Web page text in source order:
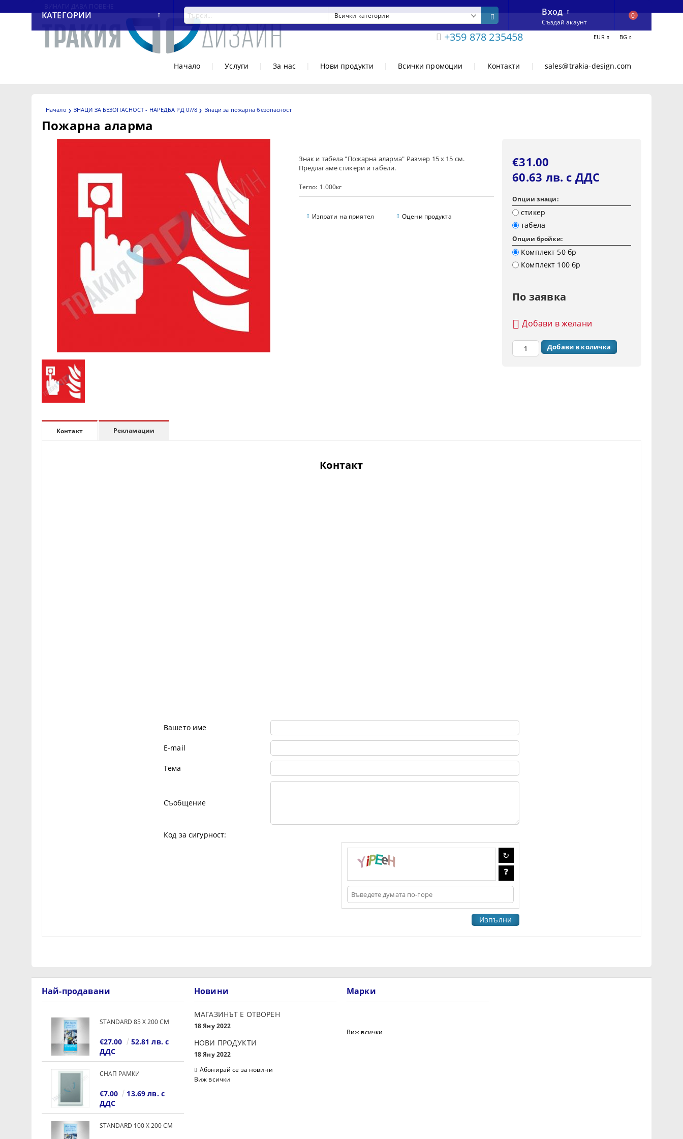
ВИНАГИ ДАВА ПОВЕЧЕ
+359 878 235458 EUR BG
Начало Услуги За нас Нови продукти Всички промоции Контакти sales@trakia-design.com
КАТЕГОРИИ Вход
Създай акаунт
0
Начало ЗНАЦИ ЗА БЕЗОПАСНОСТ - НАРЕДБА РД 07/8 Знаци за пожарна безопасност
Пожарна аларма
Знак и табела "Пожарна аларма" Размер 15 х 15 см.
Предлагаме стикери и табели.
Тегло: 1.000кг
Изпрати на приятел Оцени продукта
€31.00
60.63 лв. с ДДС
Опции знаци:
стикер
табела
Опции бройки:
Комплект 50 бр
Комплект 100 бр
По заявка
Добави в желани
Контакт Рекламации
Контакт
Вашето име
E-mail
Тема
Съобщение
Код за сигурност:
Най-продавани
STANDARD 85 Х 200 СМ
€27.00
52.81 лв. с
ДДС
СНАП РАМКИ
€7.00
13.69 лв. с
ДДС
STANDARD 100 Х 200 СМ
Новини
МАГАЗИНЪТ Е ОТВОРЕН
18 Яну 2022
НОВИ ПРОДУКТИ
18 Яну 2022
Абонирай се за новини
Виж всички
Марки
Виж всички